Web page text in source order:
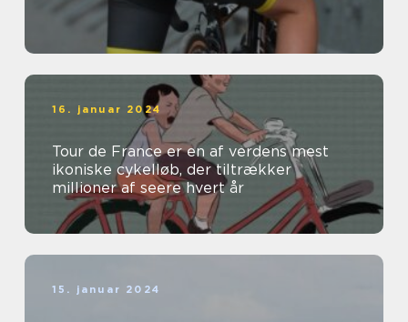
16. januar 2024
Tour de France er en af verdens mest
ikoniske cykelløb, der tiltrækker
millioner af seere hvert år
15. januar 2024